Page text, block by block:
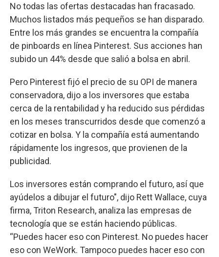
No todas las ofertas destacadas han fracasado.
Muchos listados más pequeños se han disparado.
Entre los más grandes se encuentra la compañía
de pinboards en línea Pinterest. Sus acciones han
subido un 44% desde que salió a bolsa en abril.
Pero Pinterest fijó el precio de su OPI de manera
conservadora, dijo a los inversores que estaba
cerca de la rentabilidad y ha reducido sus pérdidas
en los meses transcurridos desde que comenzó a
cotizar en bolsa. Y la compañía está aumentando
rápidamente los ingresos, que provienen de la
publicidad.
Los inversores están comprando el futuro, así que
ayúdelos a dibujar el futuro", dijo Rett Wallace, cuya
firma, Triton Research, analiza las empresas de
tecnología que se están haciendo públicas.
“Puedes hacer eso con Pinterest. No puedes hacer
eso con WeWork. Tampoco puedes hacer eso con